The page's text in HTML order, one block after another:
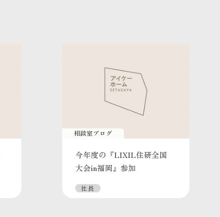
相談室ブログ
今年度の『LIXIL住研全国
大会in福岡』参加
社長